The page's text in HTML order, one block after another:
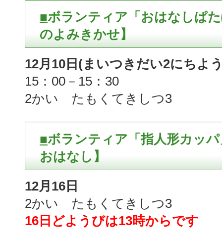
■ボランティア「おはなしぱ
のよみきかせ】
12月10日(まいつきだい2にちよ
15：00－15：30
2かい たもくてきしつ3
■ボランティア「指人形カッ
おはなし】
12月16日
2かい たもくてきしつ3
16日どようびは13時からです